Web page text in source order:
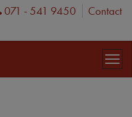
Phone
071 - 541 9450
Contact